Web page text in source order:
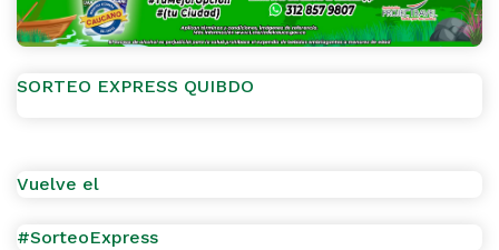
SORTEO EXPRESS QUIBDO
Vuelve el
#SorteoExpress